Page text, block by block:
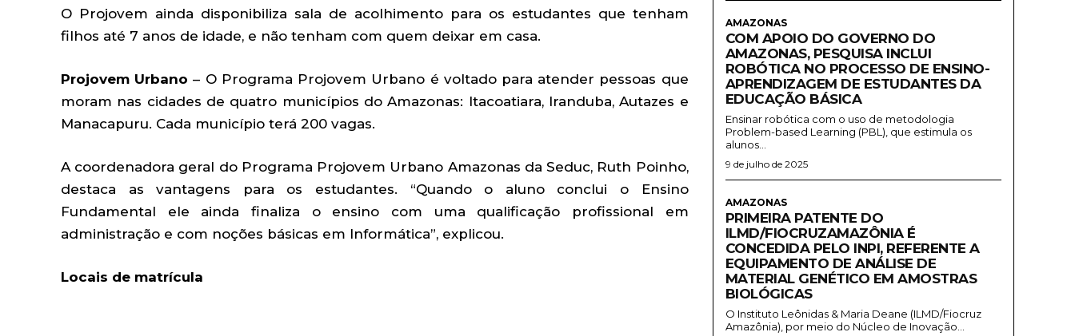
O Projovem ainda disponibiliza sala de acolhimento para os estudantes que tenham
filhos até 7 anos de idade, e não tenham com quem deixar em casa.
Projovem Urbano – O Programa Projovem Urbano é voltado para atender pessoas que
moram nas cidades de quatro municípios do Amazonas: Itacoatiara, Iranduba, Autazes e
Manacapuru. Cada município terá 200 vagas.
A coordenadora geral do Programa Projovem Urbano Amazonas da Seduc, Ruth Poinho,
destaca as vantagens para os estudantes. “Quando o aluno conclui o Ensino
Fundamental ele ainda finaliza o ensino com uma qualificação profissional em
administração e com noções básicas em Informática”, explicou.
Locais de matrícula
AMAZONAS
COM APOIO DO GOVERNO DO
AMAZONAS, PESQUISA INCLUI
ROBÓTICA NO PROCESSO DE ENSINO-
APRENDIZAGEM DE ESTUDANTES DA
EDUCAÇÃO BÁSICA
Ensinar robótica com o uso de metodologia
Problem-based Learning (PBL), que estimula os
alunos...
9 de julho de 2025
AMAZONAS
PRIMEIRA PATENTE DO
ILMD/FIOCRUZAMAZÔNIA É
CONCEDIDA PELO INPI, REFERENTE A
EQUIPAMENTO DE ANÁLISE DE
MATERIAL GENÉTICO EM AMOSTRAS
BIOLÓGICAS
O Instituto Leônidas & Maria Deane (ILMD/Fiocruz
Amazônia), por meio do Núcleo de Inovação...